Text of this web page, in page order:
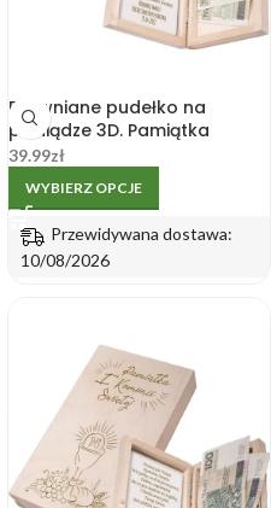
Drewniane pudełko na
pieniądze 3D. Pamiątka
Komunii Świętej
39.99zł
WYBIERZ OPCJE
Przewidywana dostawa:
10/08/2026